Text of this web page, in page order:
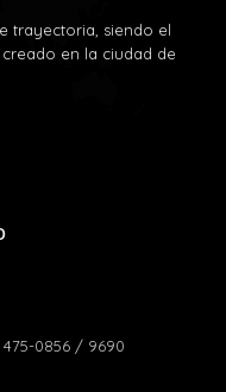
trayectoria, siendo el
en la ciudad de
0856 / 9690